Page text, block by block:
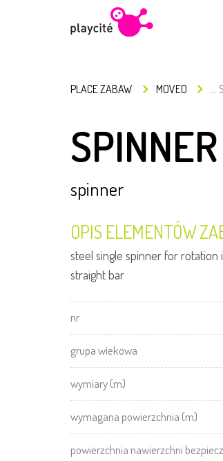
PLACE ZABAW MOVEO ...
SPINNER
spinner
OPIS ELEMENTÓW
steel single spinner for rotation
straight bar
nr
grupa wiekowa
wymiary (m)
wymagana powierzchnia (m)
powierzchnia nawierzchni